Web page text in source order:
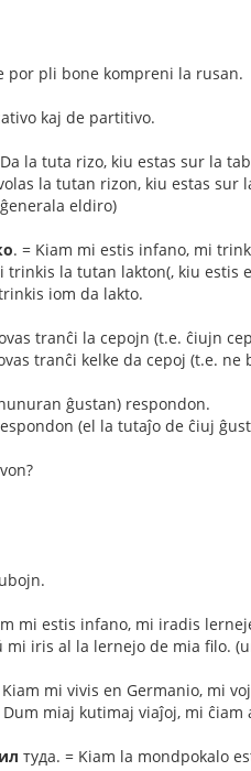
por pli bone kompreni la rusan.
kaj de partitivo.
la tuta rizo, kiu estas sur la
la tutan rizon, kiu estas sur
eldiro)
. = Kiam mi estis infano, mi
trinkis la tutan lakton(, kiu estis
iom da lakto.
tranĉi la cepojn (t.e. ĉiujn
tranĉi kelke da cepoj (t.e.
ĝustan) respondon.
(el la tutaĵo de ĉiuj
mi estis infano, mi iradis
mi iris al la lernejo de mia filo.
mi vivis en Germanio, mi
miaj kutimaj viaĵoj, mi ĉiam
туда. = Kiam la mondpokalo